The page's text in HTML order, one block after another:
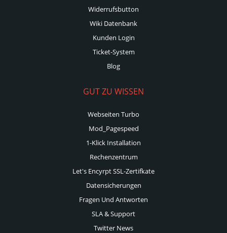
Widerrufsbutton
Wiki Datenbank
Kunden Login
Ticket-System
Blog
GUT ZU WISSEN
Webseiten Turbo
Mod_Pagespeed
1-Klick Installation
Rechenzentrum
Let's Encyrpt SSL-Zertifkate
Datensicherungen
Fragen Und Antworten
SLA & Support
Twitter News